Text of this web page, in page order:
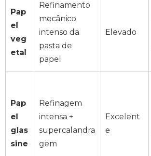
Pap
el
veg
etal
Refinamento
mecânico
intenso da
pasta de
papel
Elevado
Pap
el
glas
sine
Refinagem
intensa +
supercalandra
gem
Excelent
e